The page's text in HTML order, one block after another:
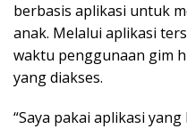
berbasis aplikasi untuk
anak. Melalui aplikasi
waktu penggunaan gim
yang diakses.
“Saya pakai aplikasi